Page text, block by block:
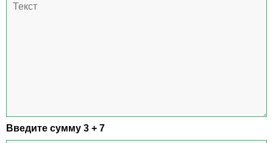
Введите сумму 3 + 7